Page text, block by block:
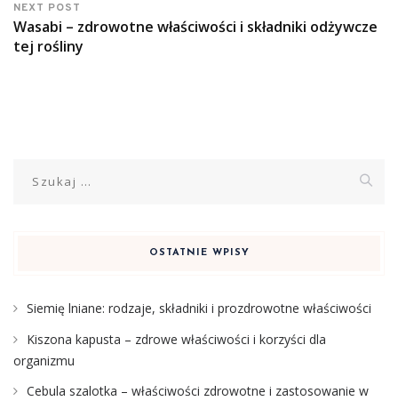
NEXT POST
Wasabi – zdrowotne właściwości i składniki odżywcze
tej rośliny
OSTATNIE WPISY
Siemię lniane: rodzaje, składniki i prozdrowotne właściwości
Kiszona kapusta – zdrowe właściwości i korzyści dla
organizmu
Cebula szalotka – właściwości zdrowotne i zastosowanie w